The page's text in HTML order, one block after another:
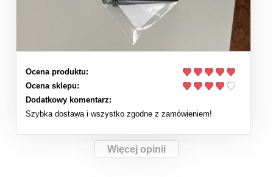
Ocena produktu:
Ocena sklepu:
Dodatkowy komentarz:
Szybka dostawa i wszystko zgodne z zamówieniem!
Więcej opinii